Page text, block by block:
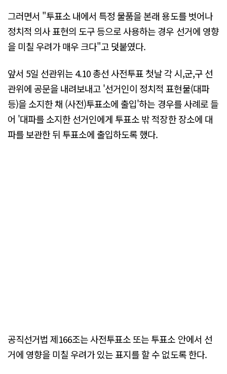
그러면서 "투표소 내에서 특정 물품을 본래 용도를 벗어나
정치적 의사 표현의 도구 등으로 사용하는 경우 선거에 영향
을 미칠 우려가 매우 크다"고 덧붙였다.
앞서 5일 선관위는 4.10 총선 사전투표 첫날 각 시,군,구 선
관위에 공문을 내려보내고 '선거인이 정치적 표현물(대파
등)을 소지한 채 (사전)투표소에 출입'하는 경우를 사례로 들
어 '대파를 소지한 선거인에게 투표소 밖 적장한 장소에 대
파를 보관한 뒤 투표소에 출입하도록 했다.
공직선거법 제166조는 사전투표소 또는 투표소 안에서 선
거에 영향을 미칠 우려가 있는 표지를 할 수 없도록 한다.